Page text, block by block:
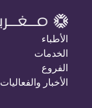
الأطباء
الخدمات
الفروع
الأخبار والفعاليات